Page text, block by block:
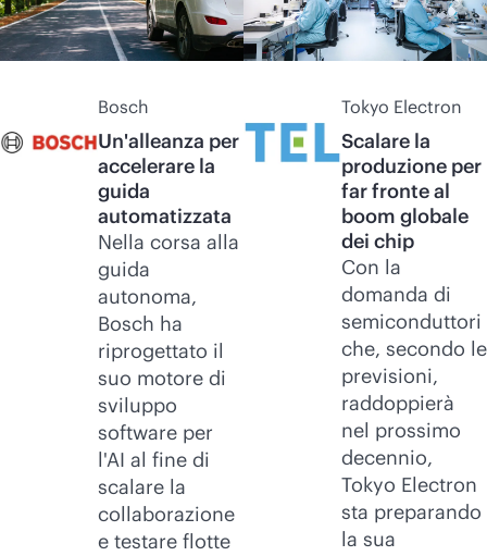
Bosch
Un'alleanza per
accelerare la
guida
automatizzata
Nella corsa alla
guida
autonoma,
Bosch ha
riprogettato il
suo motore di
sviluppo
software per
l'AI al fine di
scalare la
collaborazione
e testare flotte
Tokyo Electron
Scalare la
produzione per
far fronte al
boom globale
dei chip
Con la
domanda di
semiconduttori
che, secondo le
previsioni,
raddoppierà
nel prossimo
decennio,
Tokyo Electron
sta preparando
la sua